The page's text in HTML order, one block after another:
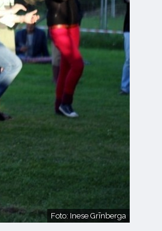
Foto: Inese Grīnberga